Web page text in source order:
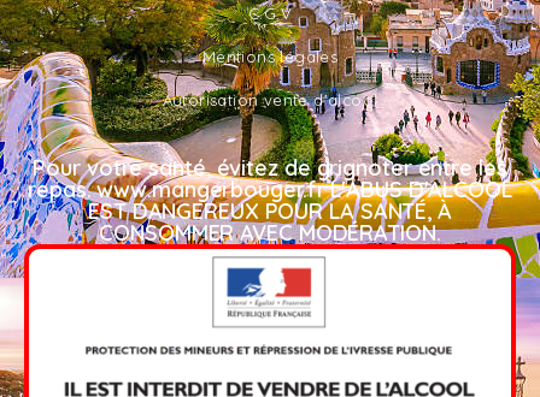
C.G.V
Mentions légales
Autorisation vente d'alcool
Pour votre santé, évitez de grignoter entre les
repas. www.mangerbouger.fr L'ABUS D'ALCOOL
EST DANGEREUX POUR LA SANTÉ, À
CONSOMMER AVEC MODÉRATION.​